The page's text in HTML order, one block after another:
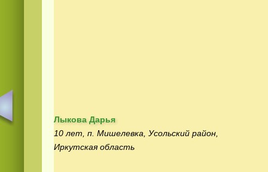
Лыкова Дарья
10 лет, п. Мишелевка, Усольский район,
Иркутская область